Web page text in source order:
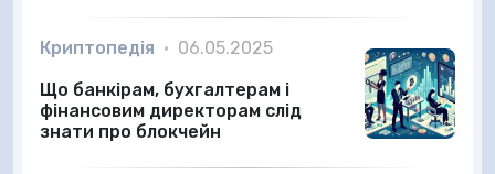
Криптопедія • 06.05.2025
Що банкірам, бухгалтерам і
фінансовим директорам слід
знати про блокчейн